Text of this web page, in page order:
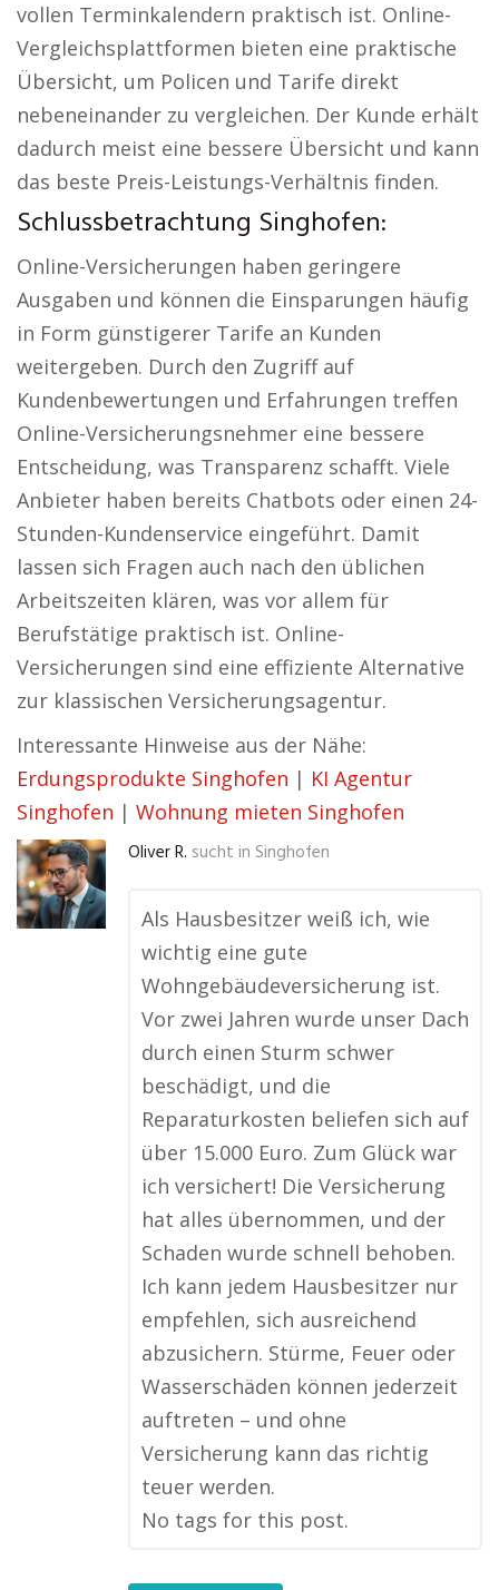
vollen Terminkalendern praktisch ist. Online-
Vergleichsplattformen bieten eine praktische
Übersicht, um Policen und Tarife direkt
nebeneinander zu vergleichen. Der Kunde erhält
dadurch meist eine bessere Übersicht und kann
das beste Preis-Leistungs-Verhältnis finden.
Schlussbetrachtung Singhofen:
Online-Versicherungen haben geringere
Ausgaben und können die Einsparungen häufig
in Form günstigerer Tarife an Kunden
weitergeben. Durch den Zugriff auf
Kundenbewertungen und Erfahrungen treffen
Online-Versicherungsnehmer eine bessere
Entscheidung, was Transparenz schafft. Viele
Anbieter haben bereits Chatbots oder einen 24-
Stunden-Kundenservice eingeführt. Damit
lassen sich Fragen auch nach den üblichen
Arbeitszeiten klären, was vor allem für
Berufstätige praktisch ist. Online-
Versicherungen sind eine effiziente Alternative
zur klassischen Versicherungsagentur.
Interessante Hinweise aus der Nähe:
Erdungsprodukte Singhofen | KI Agentur
Singhofen | Wohnung mieten Singhofen
Oliver R. sucht in Singhofen
Als Hausbesitzer weiß ich, wie
wichtig eine gute
Wohngebäudeversicherung ist.
Vor zwei Jahren wurde unser Dach
durch einen Sturm schwer
beschädigt, und die
Reparaturkosten beliefen sich auf
über 15.000 Euro. Zum Glück war
ich versichert! Die Versicherung
hat alles übernommen, und der
Schaden wurde schnell behoben.
Ich kann jedem Hausbesitzer nur
empfehlen, sich ausreichend
abzusichern. Stürme, Feuer oder
Wasserschäden können jederzeit
auftreten – und ohne
Versicherung kann das richtig
teuer werden.
No tags for this post.